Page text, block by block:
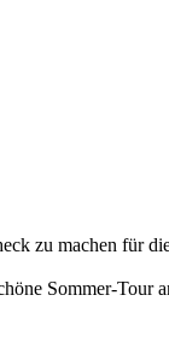
zu machen für
Sommer-Tour